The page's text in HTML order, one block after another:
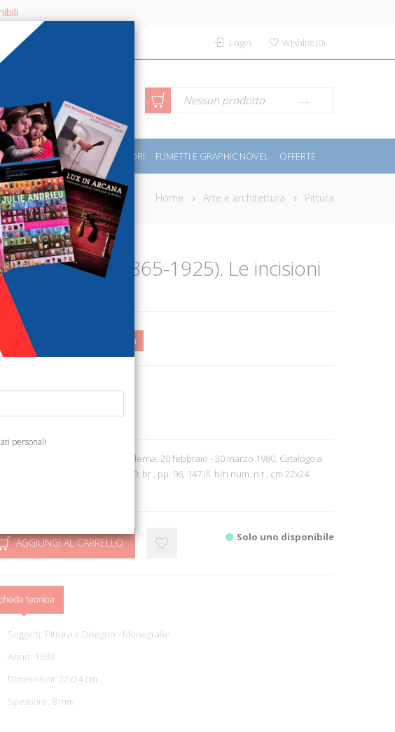
Login Wishlist(0)
CERCA Ricerca avanzata Nessun prodotto
- CORSI SPORT E MOTORI FUMETTI E GRAPHIC NOVEL OFFERTE
Home Arte e architettura Pittura
Vallotton (1865-1925). Le incisioni
legno
14,79 1%
9467825554827
Pittura
Galleria Nazionale d'Arte Moderna, 20 febbraio - 30 marzo 1980. Catalogo a
di Giovanna De Feo. Roma, 1980; br., pp. 96, 147 ill. b/n num. n.t., cm 22x24.
AGGIUNGI AL CARRELLO Solo uno disponibile
tecnica
Soggetti: Pittura e Disegno - Monografie
Anno: 1980
Dimensioni: 22x24 cm
Spessore: 8 mm
personali